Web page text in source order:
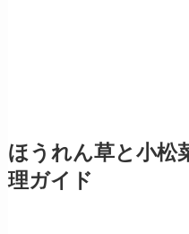
ほうれん草と小松
理ガイド